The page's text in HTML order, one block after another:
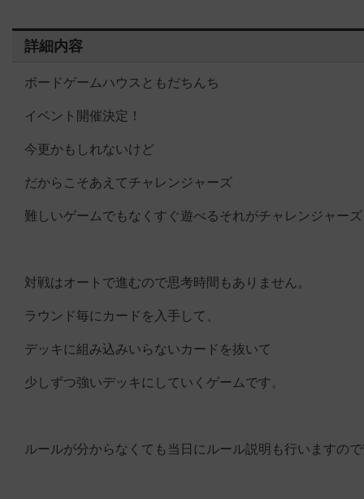
詳細内容
ボードゲームハウスともだちんち
イベント開催決定！
今更かもしれないけど
だからこそあえてチャレンジャーズ
難しいゲームでもなくすぐ遊べるそれがチャレンジャーズ
対戦はオートで進むので思考時間もありません。
ラウンド毎にカードを入手して、
デッキに組み込みいらないカードを抜いて
少しずつ強いデッキにしていくゲームです。
ルールが分からなくても当日にルール説明も行いますの